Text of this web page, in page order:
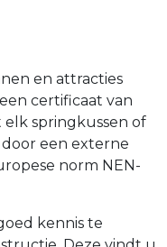
en attracties
certificaat van
springkussen of
een externe
norm NEN-
kennis te